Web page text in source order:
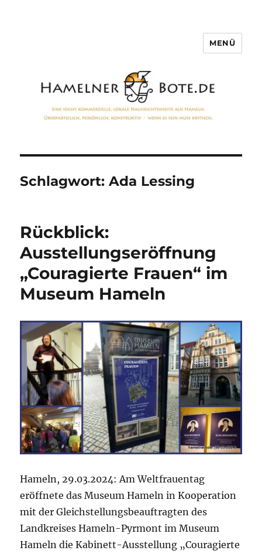
MENÜ
Schlagwort:Ada Lessing
Rückblick:
Ausstellungseröffnung
„Couragierte Frauen“ im
Museum Hameln
Hameln, 29.03.2024: Am Weltfrauentag
eröffnete das Museum Hameln in Kooperation
mit der Gleichstellungsbeauftragten des
Landkreises Hameln-Pyrmont im Museum
Hameln die Kabinett-Ausstellung „Couragierte